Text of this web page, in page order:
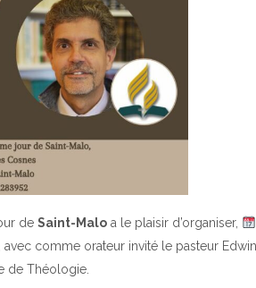
de Saint-Malo a le plaisir d’organiser,
comme orateur invité le pasteur
de Théologie.